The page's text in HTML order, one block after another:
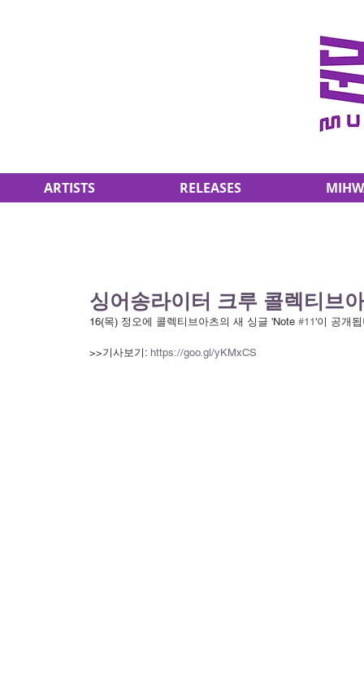
ARTISTS RELEASES
싱어송라이터 크루 콜렉티브
16(목) 정오에 콜렉티브아츠의 새 싱글 'Note #11'이 공개
>>기사보기: https://goo.gl/yKMxCS